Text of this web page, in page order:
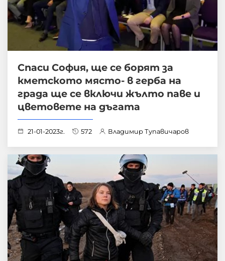
Спаси София, ще се борят за
кметското място- в герба на
града ще се включи жълто паве и
цветовете на дъгата
21-01-2023г. 572 Владимир Тупавичаров